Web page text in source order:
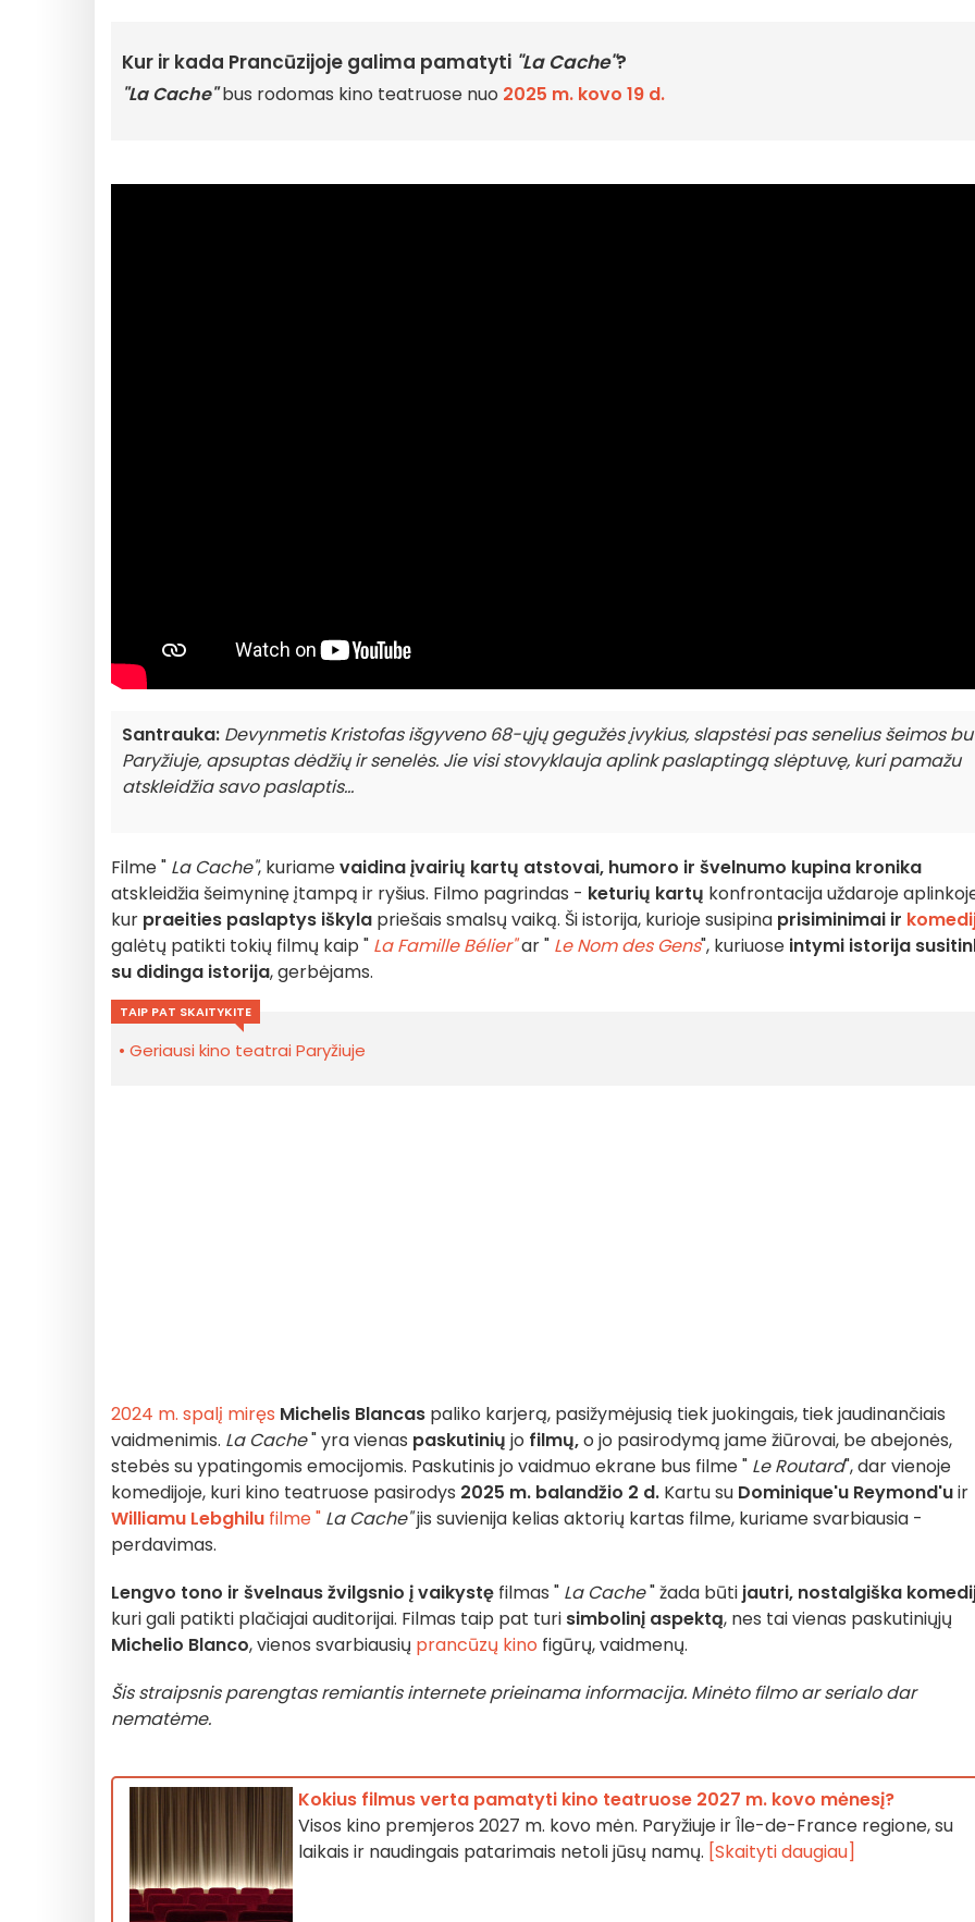
Kur ir kada Prancūzijoje galima pamatyti "La Cache"?
"La Cache"bus rodomas kino teatruose nuo 2025 m. kovo 19 d.
Santrauka: Devynmetis Kristofas išgyveno 68-ųjų gegužės įvykius, slapstėsi pas senelius šeimos
Paryžiuje, apsuptas dėdžių ir senelės. Jie visi stovyklauja aplink paslaptingą slėptuvę, kuri pamažu
atskleidžia savo paslaptis...
Filme " La Cache", kuriamevaidina įvairių kartų atstovai, humoro ir švelnumo kupina kronika
atskleidžia šeimyninę įtampą ir ryšius. Filmo pagrindas - keturių kartų konfrontacija uždaroje
kur praeities paslaptys iškyla priešais smalsų vaiką. Ši istorija, kurioje susipina prisiminimai ir
galėtų patikti tokių filmų kaip " La Famille Bélier"ar " Le Nom des Gens", kuriuose intymi istorija
su didinga istorija, gerbėjams.
TAIP PAT SKAITYKITE
Geriausi kino teatrai Paryžiuje
2024 m. spalį miręs Michelis Blancas paliko karjerą, pasižymėjusią tiek juokingais, tiek jaudinančiais
vaidmenimis. La Cache" yra vienas paskutinių jo filmų,o jo pasirodymą jame žiūrovai, be abejonės,
stebės su ypatingomis emocijomis. Paskutinis jo vaidmuo ekrane bus filme " Le Routard", dar vienoje
komedijoje, kuri kino teatruose pasirodys 2025 m. balandžio 2 d. Kartu su Dominique'u Reymond'uir
Williamu Lebghilu filme " La Cache"jis suvienija kelias aktorių kartas filme, kuriame svarbiausia -
perdavimas.
Lengvo tono ir švelnaus žvilgsnio į vaikystę filmas " La Cache" žada būti jautri, nostalgiška
kuri gali patikti plačiajai auditorijai. Filmas taip pat turi simbolinį aspektą, nes tai vienas paskutiniųjų
Michelio Blanco, vienos svarbiausių prancūzų kino figūrų, vaidmenų.
Šis straipsnis parengtas remiantis internete prieinama informacija. Minėto filmo ar serialo dar
nematėme.
Kokius filmus verta pamatyti kino teatruose 2027 m. kovo mėnesį?
Visos kino premjeros 2027 m. kovo mėn. Paryžiuje ir Île-de-France regione, su
laikais ir naudingais patarimais netoli jūsų namų. [Skaityti daugiau]